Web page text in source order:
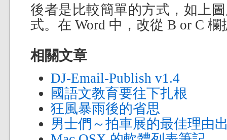
後者是比較簡單的方式，如上
式。在 Word 中，改從 B or C
相關文章
DJ-Email-Publish v1.4
國語文教育要往下扎根
狂風暴雨後的省思
男士們～拍車展的最佳理由